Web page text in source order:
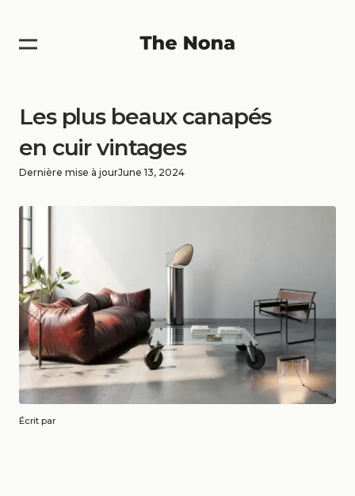
Les plus beaux canapés
en cuir vintages
Dernière mise à jourJune 13, 2024
Écrit par